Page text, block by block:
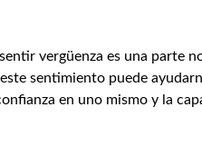
vergüenza es una parte
sentimiento puede
en uno mismo y la